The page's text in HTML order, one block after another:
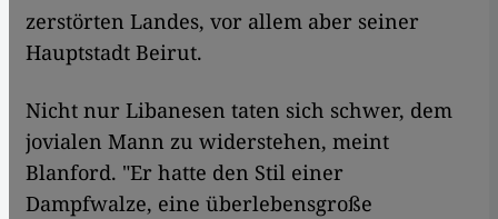
zerstörten Landes, vor allem aber seiner
Hauptstadt Beirut.
Nicht nur Libanesen taten sich schwer, dem
jovialen Mann zu widerstehen, meint
Blanford. "Er hatte den Stil einer
Dampfwalze, eine überlebensgroße